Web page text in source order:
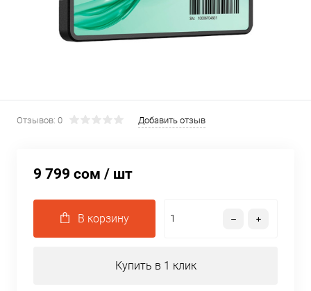
Отзывов: 0 Добавить отзыв
9 799 сом / шт
В корзину
Купить в 1 клик